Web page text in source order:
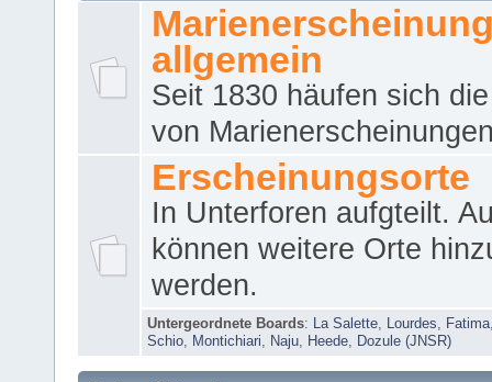
allgemein
Seit 1830 häufen sich
von
Erscheinungsorte
In Unterforen aufgteilt.
können weitere Orte
werden.
Untergeordnete Boards: La Salette Lourdes Fatima
Schio
Montichiari Naju Heede Dozule (JNSR)